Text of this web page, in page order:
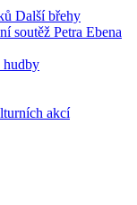
Další břehy
soutěž Petra Ebena
hudby
akcí